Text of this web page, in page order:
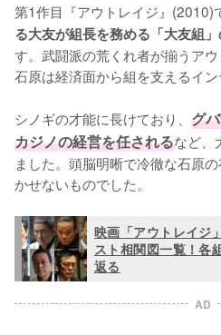
第1作目『アウトレイジ』(2010)
る大友が組長を務める「大友組
す。武闘派の荒くれ者が揃うアウ
石原は経済面から組を支えるイン
シノギの才能に長けており、 グ
カジノの経営を任されるなど、
ました。頭脳明晰で冷徹な石原
かせないものでした。
映画「アウトレイジ
スト相関図一覧！各
返る
AD